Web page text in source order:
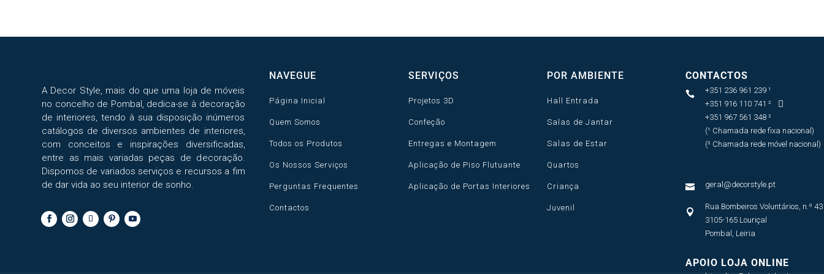
A Decor Style, mais do que uma loja de móveis
no concelho de Pombal, dedica-se à decoração
de interiores, tendo à sua disposição inúmeros
catálogos de diversos ambientes de interiores,
com conceitos e inspirações diversificadas,
entre as mais variadas peças de decoração.
Dispomos de variados serviços e recursos a fim
de dar vida ao seu interior de sonho.
NAVEGUE
Página Inicial
Quem Somos
Todos os Produtos
Os Nossos Serviços
Perguntas Frequentes
Contactos
SERVIÇOS
Projetos 3D
Confeção
Entregas e Montagem
Aplicação de Piso Flutuante
Aplicação de Portas Interiores
POR AMBIENTE
Hall Entrada
Salas de Jantar
Salas de Estar
Quartos
Criança
Juvenil
CONTACTOS


+351 236 961 239 ¹
+351 916 110 741 ²
+351 967 561 348 ²
(¹ Chamada rede fixa nacional)
(² Chamada rede móvel nacional)
 geral@decorstyle.pt

Rua Bombeiros Voluntários, n.º 43
3105-165 Louriçal
Pombal, Leiria
APOIO LOJA ONLINE